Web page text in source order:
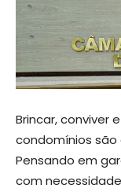
Brincar, conviver
condomínios
Pensando em
com